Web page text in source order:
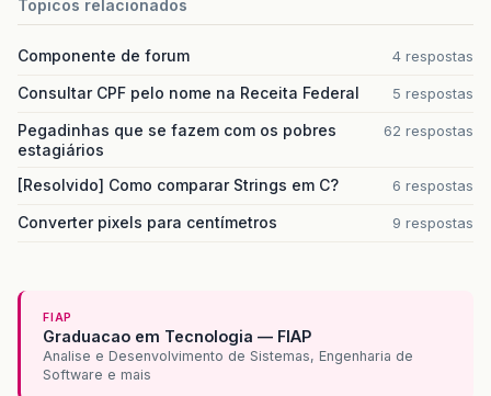
Topicos relacionados
Componente de forum 4 respostas
Consultar CPF pelo nome na Receita Federal 5 respostas
Pegadinhas que se fazem com os pobres
estagiários
62 respostas
[Resolvido] Como comparar Strings em C? 6 respostas
Converter pixels para centímetros 9 respostas
FIAP
Graduacao em Tecnologia — FIAP
Analise e Desenvolvimento de Sistemas, Engenharia de
Software e mais